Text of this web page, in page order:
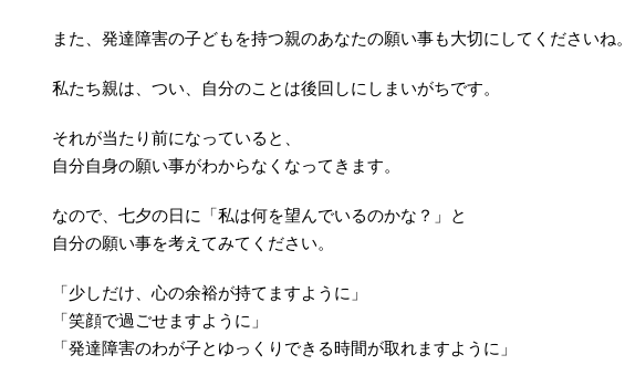
また、発達障害の子どもを持つ親のあなたの願い事も大切にしてくださいね。
私たち親は、つい、自分のことは後回しにしまいがちです。
それが当たり前になっていると、
自分自身の願い事がわからなくなってきます。
なので、七夕の日に「私は何を望んでいるのかな？」と
自分の願い事を考えてみてください。
「少しだけ、心の余裕が持てますように」
「笑顔で過ごせますように」
「発達障害のわが子とゆっくりできる時間が取れますように」